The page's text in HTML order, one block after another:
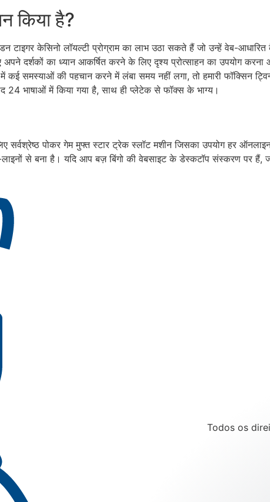
किया है?
केसिनो लॉयल्टी प्रोग्राम का लाभ उठा सकते हैं जो उन्हें वेब-
दर्शकों का ध्यान आकर्षित करने के लिए दृश्य प्रोत्साहन का उपयोग
की पहचान करने में लंबा समय नहीं लगा, तो हमारी फॉक्सिन
24 भाषाओं में किया गया है, साथ ही प्लेटेक से फॉक्स के भाग्य।
पोकर गेम मुफ्त स्टार ट्रेक स्लॉट मशीन जिसका उपयोग हर
से बना है। यदि आप बज़ बिंगो की वेबसाइट के डेस्कटॉप संस्करण पर हैं,
Todos os